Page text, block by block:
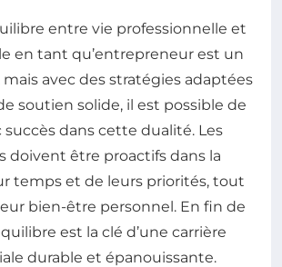
entre vie professionnelle et
en tant qu’entrepreneur est un
avec des stratégies adaptées
soutien solide, il est possible de
succès dans cette dualité. Les
doivent être proactifs dans la
temps et de leurs priorités, tout
bien-être personnel. En fin de
est la clé d’une carrière
durable et épanouissante.